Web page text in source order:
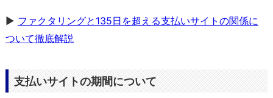
▶ ファクタリングと135日を超える支払いサイトの関係に
ついて徹底解説
支払いサイトの期間について